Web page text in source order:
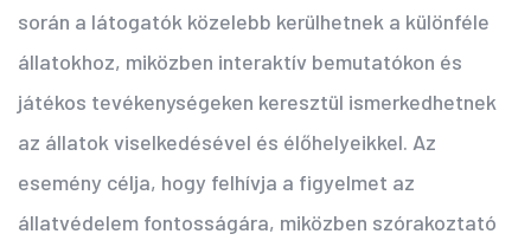
során a látogatók közelebb kerülhetnek a különféle
állatokhoz, miközben interaktív bemutatókon és
játékos tevékenységeken keresztül ismerkedhetnek
az állatok viselkedésével és élőhelyeikkel. Az
esemény célja, hogy felhívja a figyelmet az
állatvédelem fontosságára, miközben szórakoztató